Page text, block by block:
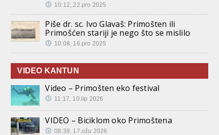
10:12, 22.pro 2025
Piše dr. sc. Ivo Glavaš: Primošten ili
Primošćen stariji je nego što se mislilo
10:08, 16.pro 2025
VIDEO KANTUN
Video – Primošten eko festival
11:17, 10.lip 2026
VIDEO – Biciklom oko Primoštena
08:39, 17.ožu 2026